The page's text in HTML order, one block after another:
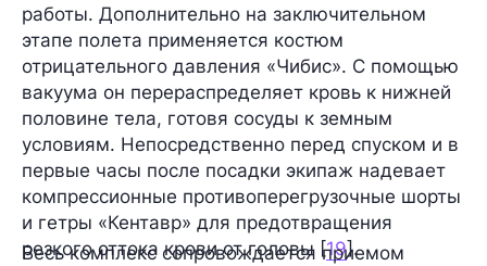
работы. Дополнительно на заключительном
этапе полета применяется костюм
отрицательного давления «Чибис». С помощью
вакуума он перераспределяет кровь к нижней
половине тела, готовя сосуды к земным
условиям. Непосредственно перед спуском и в
первые часы после посадки экипаж надевает
компрессионные противоперегрузочные шорты
и гетры «Кентавр» для предотвращения
резкого оттока крови от головы [19].
Весь комплекс сопровождается приемом